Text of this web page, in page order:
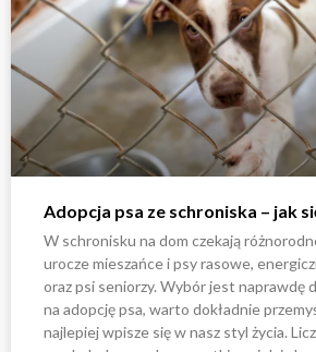
Adopcja psa ze schroniska – jak
W schronisku na dom czekają
urocze mieszańce i psy rasowe,
oraz psi seniorzy. Wybór jest naprawdę
na adopcję psa, warto dokładnie
najlepiej wpisze się w nasz styl życia.